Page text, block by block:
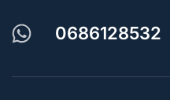
0686128532